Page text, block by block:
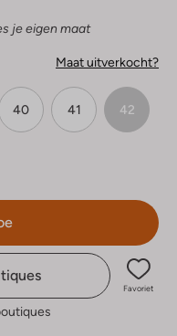
je eigen maat
Maat uitverkocht?
40 41 42
Favoriet